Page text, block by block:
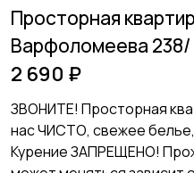
Просторная
Варфоломеева
2 690 ₽
ЗВОНИТЕ! Просторная
нас ЧИСТО, свежее
Курение ЗАПРЕЩЕНО!